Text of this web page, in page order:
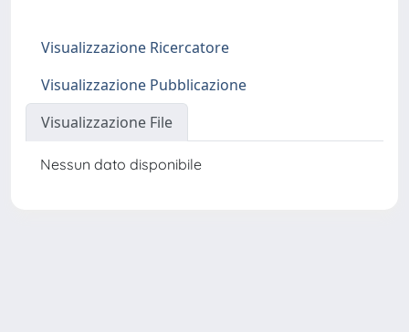
Visualizzazione Ricercatore
Visualizzazione Pubblicazione
Visualizzazione File
Nessun dato disponibile